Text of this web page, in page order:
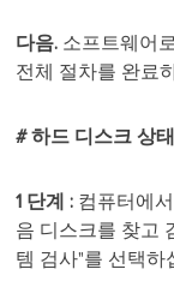
다음. 소프트웨어
전체 절차를 완료
# 하드 디스크 상
1 단계 : 컴퓨터에
음 디스크를 찾고
템 검사"를 선택하